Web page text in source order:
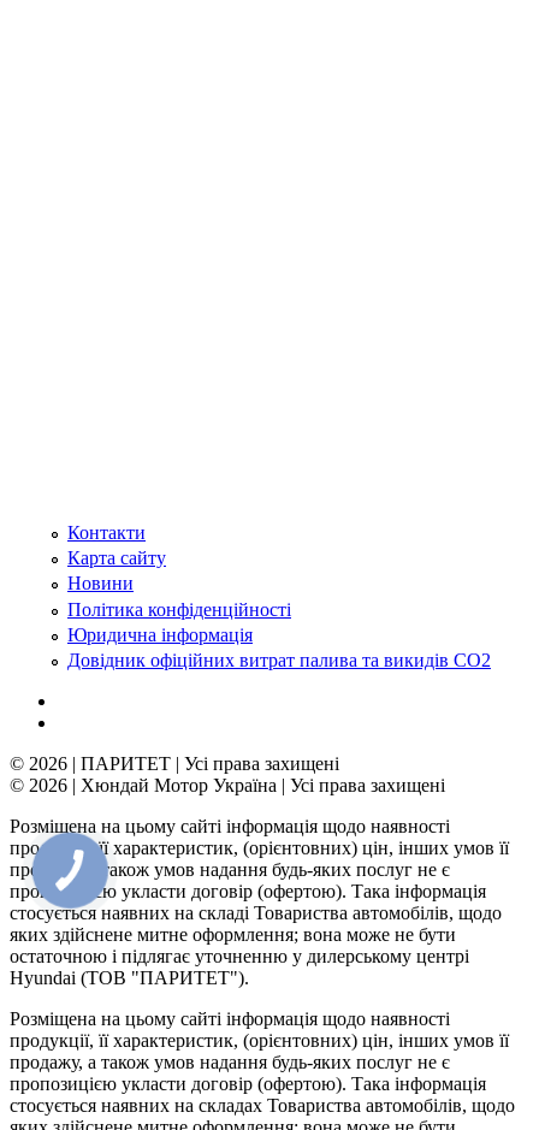
Контакти
Карта сайту
Новини
Політика конфіденційності
Юридична інформація
Довідник офіційних витрат палива та викидів СО2
© 2026 | ПАРИТЕТ | Усі права захищені
© 2026 | Хюндай Мотор Україна | Усі права захищені
Розміщена на цьому сайті інформація щодо наявності
продукції, її характеристик, (орієнтовних) цін, інших умов її
продажу, а також умов надання будь-яких послуг не є
пропозицією укласти договір (офертою). Така інформація
стосується наявних на складі Товариства автомобілів, щодо
яких здійснене митне оформлення; вона може не бути
остаточною і підлягає уточненню у дилерському центрі
Hyundai (ТОВ "ПАРИТЕТ").
Розміщена на цьому сайті інформація щодо наявності
продукції, її характеристик, (орієнтовних) цін, інших умов її
продажу, а також умов надання будь-яких послуг не є
пропозицією укласти договір (офертою). Така інформація
стосується наявних на складах Товариства автомобілів, щодо